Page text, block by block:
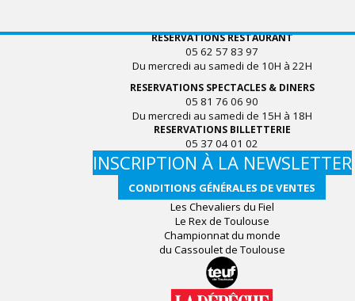
RESERVATIONS RESTAURANT
05 62 57 83 97
Du mercredi au samedi de 10H à 22H
RESERVATIONS SPECTACLES & DINERS
05 81 76 06 90
Du mercredi au samedi de 15H à 18H
RESERVATIONS BILLETTERIE
05 37 04 01 02
INSCRIPTION À LA NEWSLETTER
CONDITIONS GÉNÉRALES DE VENTES
Les Chevaliers du Fiel
Le Rex de Toulouse
Championnat du monde
du Cassoulet de Toulouse